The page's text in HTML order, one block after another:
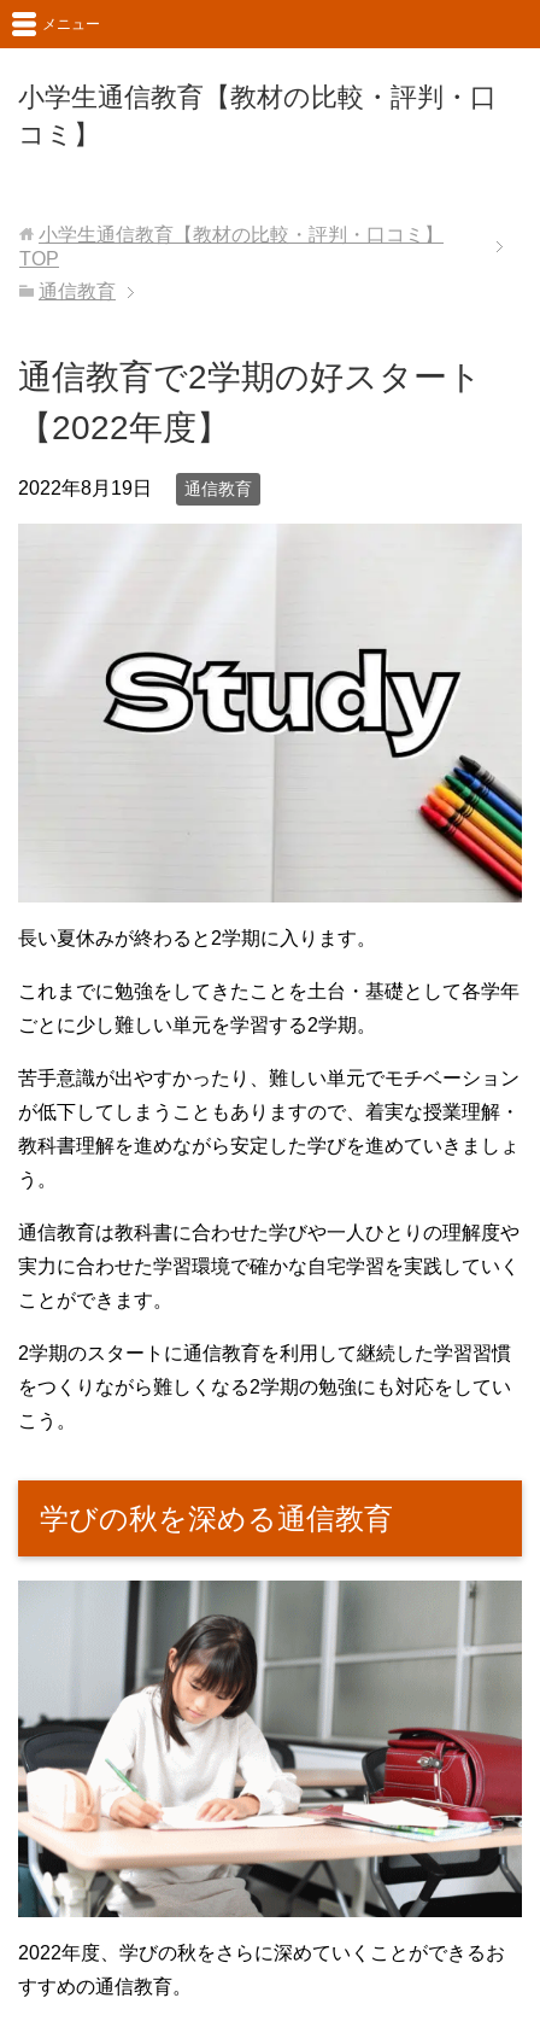
小学生通信教育【教材の比較・評判・口
コミ】
メニュー
小学生通信教育【教材の比較・評判・口コミ】
TOP
通信教育
通信教育で2学期の好スタート
【2022年度】
2022年8月19日 通信教育
長い夏休みが終わると2学期に入ります。
これまでに勉強をしてきたことを土台・基礎として各学年
ごとに少し難しい単元を学習する2学期。
苦手意識が出やすかったり、難しい単元でモチベーション
が低下してしまうこともありますので、着実な授業理解・
教科書理解を進めながら安定した学びを進めていきましょ
う。
通信教育は教科書に合わせた学びや一人ひとりの理解度や
実力に合わせた学習環境で確かな自宅学習を実践していく
ことができます。
2学期のスタートに通信教育を利用して継続した学習習慣
をつくりながら難しくなる2学期の勉強にも対応をしてい
こう。
学びの秋を深める通信教育
2022年度、学びの秋をさらに深めていくことができるお
すすめの通信教育。